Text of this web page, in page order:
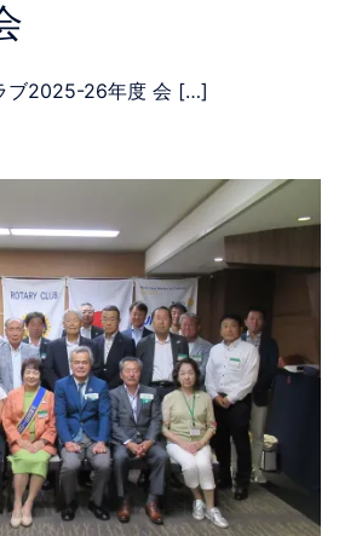
ブ2025-26年度 会 […]